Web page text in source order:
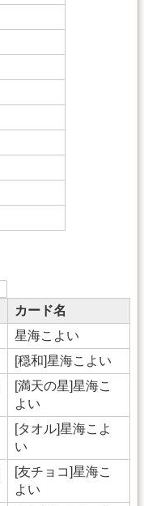
カード名
星海こよい
[穏和]星海こよい
[満天の星]星海こ
よい
[タオル]星海こよ
い
[友チョコ]星海こ
よい